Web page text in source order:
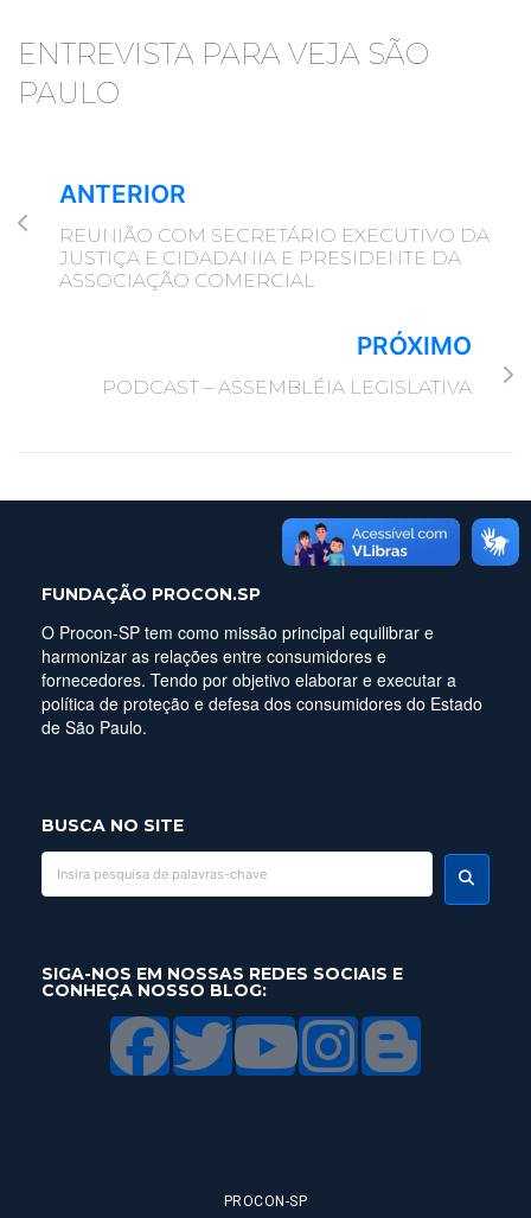
ENTREVISTA PARA VEJA SÃO
PAULO
ANTERIOR
REUNIÃO COM SECRETÁRIO EXECUTIVO DA
JUSTIÇA E CIDADANIA E PRESIDENTE DA
ASSOCIAÇÃO COMERCIAL
PRÓXIMO
PODCAST – ASSEMBLÉIA LEGISLATIVA
FUNDAÇÃO PROCON.SP
O Procon-SP tem como missão principal equilibrar e
harmonizar as relações entre consumidores e
fornecedores. Tendo por objetivo elaborar e executar a
política de proteção e defesa dos consumidores do Estado
de São Paulo.
BUSCA NO SITE
SIGA-NOS EM NOSSAS REDES SOCIAIS E
CONHEÇA NOSSO BLOG:
PROCON-SP